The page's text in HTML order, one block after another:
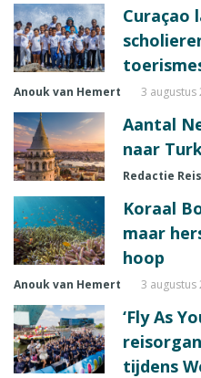
Curaçao
Anouk van Hemert 3 augustus
Aantal
naar
Redactie
Koraal
maar
hoop
Anouk van Hemert 3 augustus
‘Fly As
tijdens